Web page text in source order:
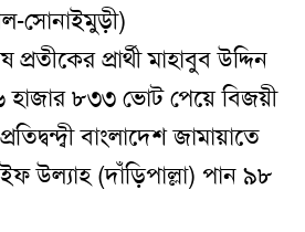
সোনাইমুড়ী)
প্রার্থী মাহাবুব উদ্দিন
৮৩৩ ভোট পেয়ে বিজয়ী
বাংলাদেশ জামায়াতে
উল্যাহ (দাঁড়িপাল্লা) পান ৯৮